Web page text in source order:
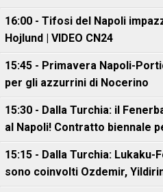
16:00 - Tifosi del Napoli
Hojlund | VIDEO CN24
15:45 - Primavera Napoli-
per gli azzurrini di Nocerino
15:30 - Dalla Turchia: il
al Napoli! Contratto biennale
15:15 - Dalla Turchia:
sono coinvolti Ozdemir,